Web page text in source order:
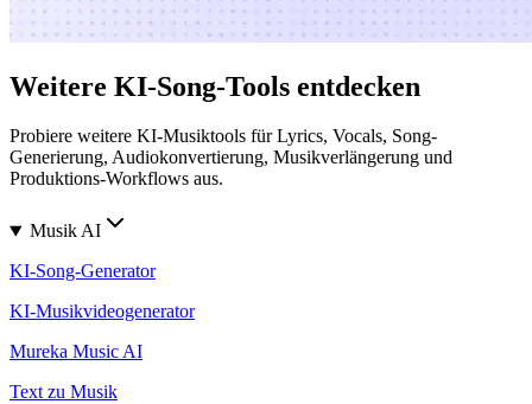
Weitere KI-Song-Tools entdecken
Probiere weitere KI-Musiktools für Lyrics, Vocals, Song-
Generierung, Audiokonvertierung, Musikverlängerung und
Produktions-Workflows aus.
Musik AI
KI-Song-Generator
KI-Musikvideogenerator
Mureka Music AI
Text zu Musik